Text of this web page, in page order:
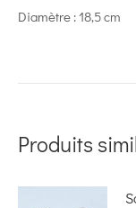
Diamètre : 18,5 cm
Produits